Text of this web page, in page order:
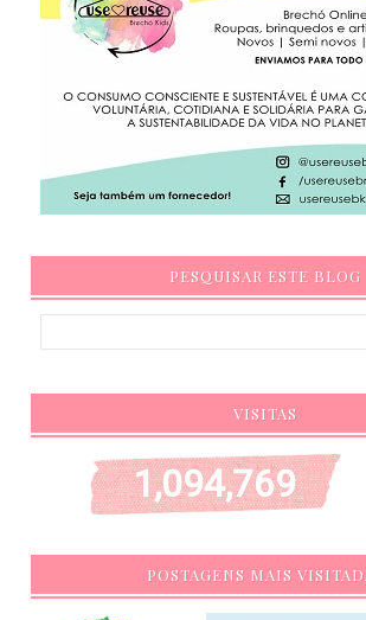
PESQUISAR ESTE BLOG
VISITAS
1,094,769
POSTAGENS MAIS